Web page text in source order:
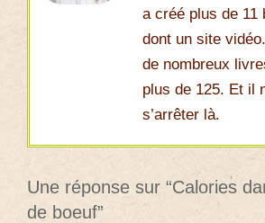
a créé plus de 11
dont un site
de nombreux
plus de 125. Et il
s’arrêter là.
Une réponse sur “Calories
de boeuf”